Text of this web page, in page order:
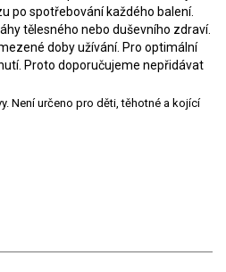
po spotřebování každého balení.
tělesného nebo duševního zdraví.
doby užívání. Pro optimální
Proto doporučujeme nepřidávat
Není určeno pro děti, těhotné a kojící